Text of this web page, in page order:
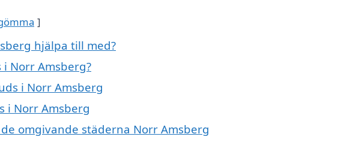
hjälpa till med?
Norr Amsberg?
i Norr Amsberg
i Norr Amsberg
omgivande städerna Norr Amsberg